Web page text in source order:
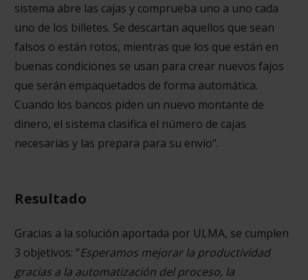
sistema abre las cajas y comprueba uno a uno cada
uno de los billetes. Se descartan aquellos que sean
falsos o están rotos, mientras que los que están en
buenas condiciones se usan para crear nuevos fajos
que serán empaquetados de forma automática.
Cuando los bancos piden un nuevo montante de
dinero, el sistema clasifica el número de cajas
necesarias y las prepara para su envío“.
Resultado
Gracias a la solución aportada por ULMA, se cumplen
3 objetivos: “Esperamos mejorar la productividad
gracias a la automatización del proceso, la